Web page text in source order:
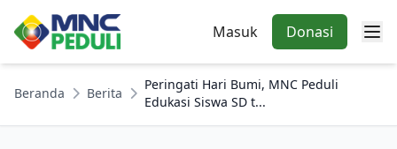
Masuk Donasi
Beranda Berita
Peringati Hari Bumi, MNC Peduli
Edukasi Siswa SD t...